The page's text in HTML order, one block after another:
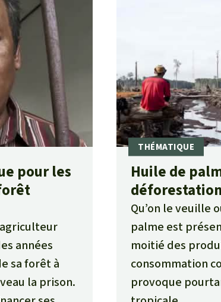
pour les
années
sa forêt à
la prison.
Huile de
Qu’on le veuille
palme est
moitié des
consommation
provoque